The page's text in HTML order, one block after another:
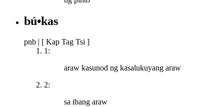
bú•kas
pnb | [ Kap Tag Tsi ]
1:
araw kasunod ng kasalukuyang araw
2:
sa ibang araw